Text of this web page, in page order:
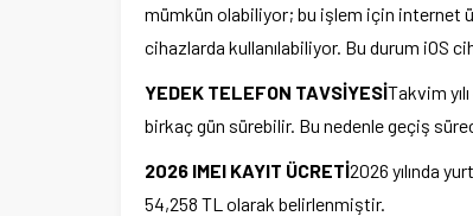
mümkün olabiliyor; bu işlem için internet
cihazlarda kullanılabiliyor. Bu durum iOS
YEDEK TELEFON TAVSİYESİTakvim
birkaç gün sürebilir. Bu nedenle geçiş
2026 IMEI KAYIT ÜCRETİ2026 yılında
54,258 TL olarak belirlenmiştir.